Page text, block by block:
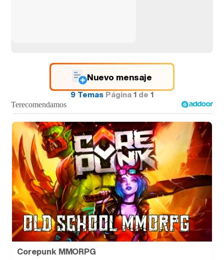
Nuevo mensaje
9 TemasPágina1de1
Corepunk MMORPG